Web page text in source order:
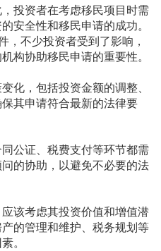
投资者在考虑移民项目时需
安全性和移民申请的成功。
，不少投资者受到了影响，
构协助移民申请的重要性。
化，包括投资金额的调整、
其申请符合最新的法律要
公证、税费支付等环节都需
的协助，以避免不必要的法
该考虑其投资价值和增值潜
的管理和维护、税务规划等
。